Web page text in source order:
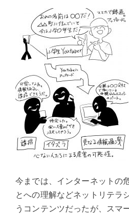
今までは、インターネットの
とへの理解などネットリテラ
うコンテンツだったが、スマ